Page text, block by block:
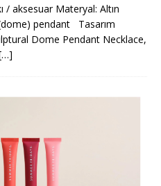
/ aksesuar Materyal: Altın
pendant Tasarım
Dome Pendant Necklace,